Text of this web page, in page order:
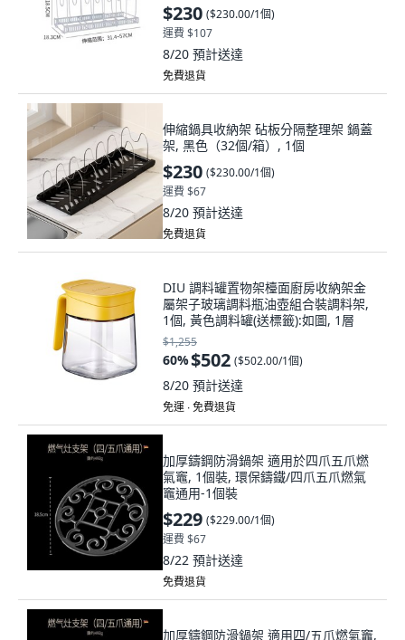
$230 ($230.00/1個)
運費 $107
8/20 預計送達
免費退貨
伸縮鍋具收納架 砧板分隔整理架 鍋蓋
架, 黑色（32個/箱）, 1個
$230 ($230.00/1個)
運費 $67
8/20 預計送達
免費退貨
DIU 調料罐置物架檯面廚房收納架金
屬架子玻璃調料瓶油壺組合裝調料架,
1個, 黃色調料罐(送標籤):如圖, 1層
$1,255
60%$502 ($502.00/1個)
8/20 預計送達
免運 ∙ 免費退貨
加厚鑄鋼防滑鍋架 適用於四爪五爪燃
氣竈, 1個裝, 環保鑄鐵/四爪五爪燃氣
竈通用-1個裝
$229 ($229.00/1個)
運費 $67
8/22 預計送達
免費退貨
加厚鑄鋼防滑鍋架 適用四/五爪燃氣竈,